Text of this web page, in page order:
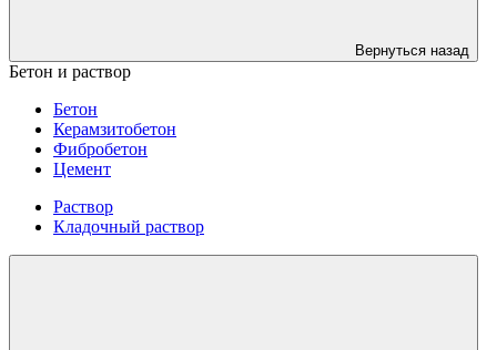
Вернуться назад
Бетон и раствор
Бетон
Керамзитобетон
Фибробетон
Цемент
Раствор
Кладочный раствор